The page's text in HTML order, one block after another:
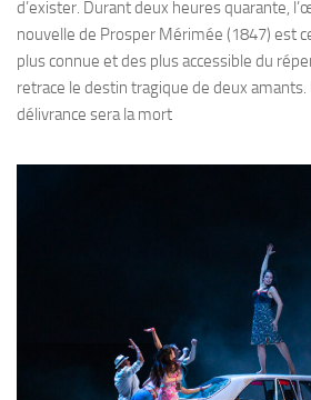
d’exister. Durant deux heures quarante,
nouvelle de Prosper Mérimée (1847) est
plus connue et des plus accessible du
retrace le destin tragique de deux
délivrance sera la mort